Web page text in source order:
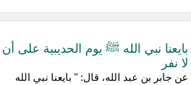
بايعنا نبي الله ﷺ يوم الحديبية على أن
لا نفر
عن جابر بن عبد الله، قال: " بايعنا نبي الله